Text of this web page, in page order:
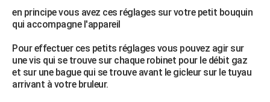
en principe vous avez ces réglages sur votre petit bouquin
qui accompagne l'appareil
Pour effectuer ces petits réglages vous pouvez agir sur
une vis qui se trouve sur chaque robinet pour le débit gaz
et sur une bague qui se trouve avant le gicleur sur le tuyau
arrivant à votre bruleur.